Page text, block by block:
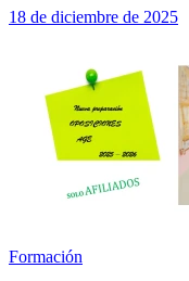
18 de diciembre de 2025
Formación